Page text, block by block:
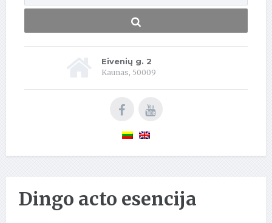
Eivenių g. 2
Kaunas, 50009
Dingo acto esencija